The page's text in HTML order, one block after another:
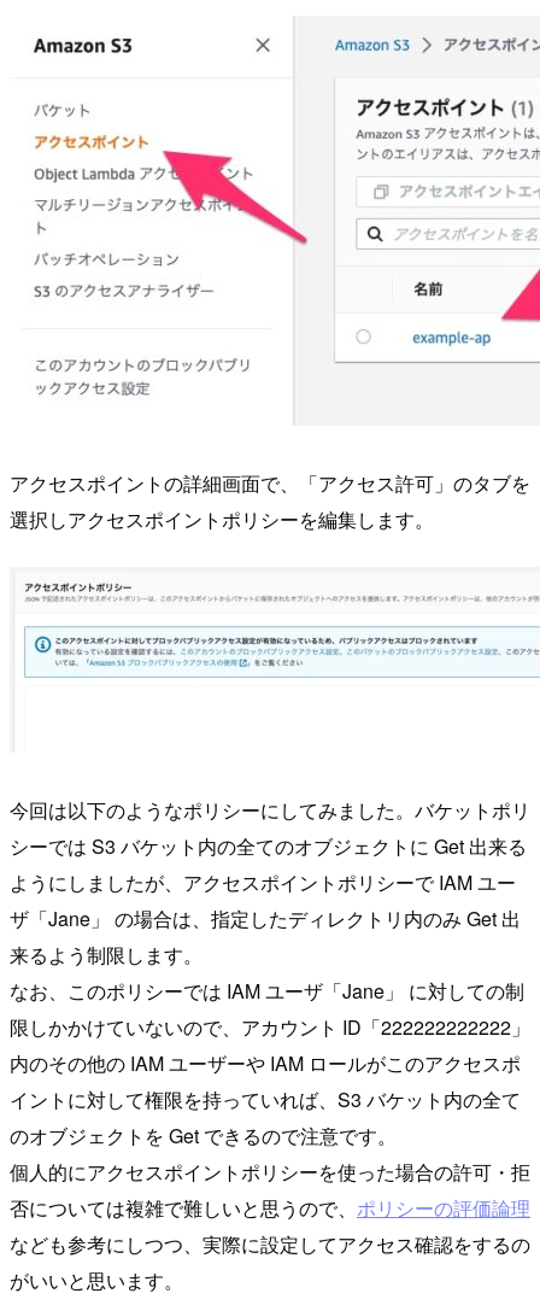
アクセスポイントの詳細画面で、「アクセス許可」のタブを
選択しアクセスポイントポリシーを編集します。
今回は以下のようなポリシーにしてみました。バケットポリ
シーでは S3 バケット内の全てのオブジェクトに Get 出来る
ようにしましたが、アクセスポイントポリシーで IAM ユー
ザ「Jane」 の場合は、指定したディレクトリ内のみ Get 出
来るよう制限します。
なお、このポリシーでは IAM ユーザ「Jane」 に対しての制
限しかかけていないので、アカウント ID「222222222222」
内のその他の IAM ユーザーや IAM ロールがこのアクセスポ
イントに対して権限を持っていれば、S3 バケット内の全て
のオブジェクトを Get できるので注意です。
個人的にアクセスポイントポリシーを使った場合の許可・拒
否については複雑で難しいと思うので、 ポリシーの評価論理
なども参考にしつつ、実際に設定してアクセス確認をするの
がいいと思います。